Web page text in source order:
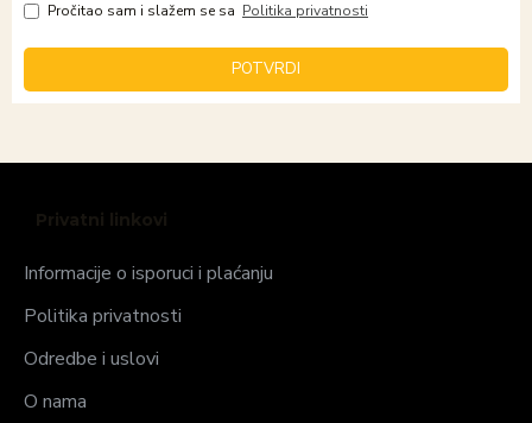
Pročitao sam i slažem se sa Politika privatnosti
POTVRDI
Informacije o isporuci i plaćanju
Politika privatnosti
Odredbe i uslovi
O nama